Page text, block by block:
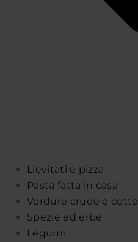
Lievitati e pizza
Pasta fatta in casa
Verdure crude e cotte
Spezie ed erbe
Legumi